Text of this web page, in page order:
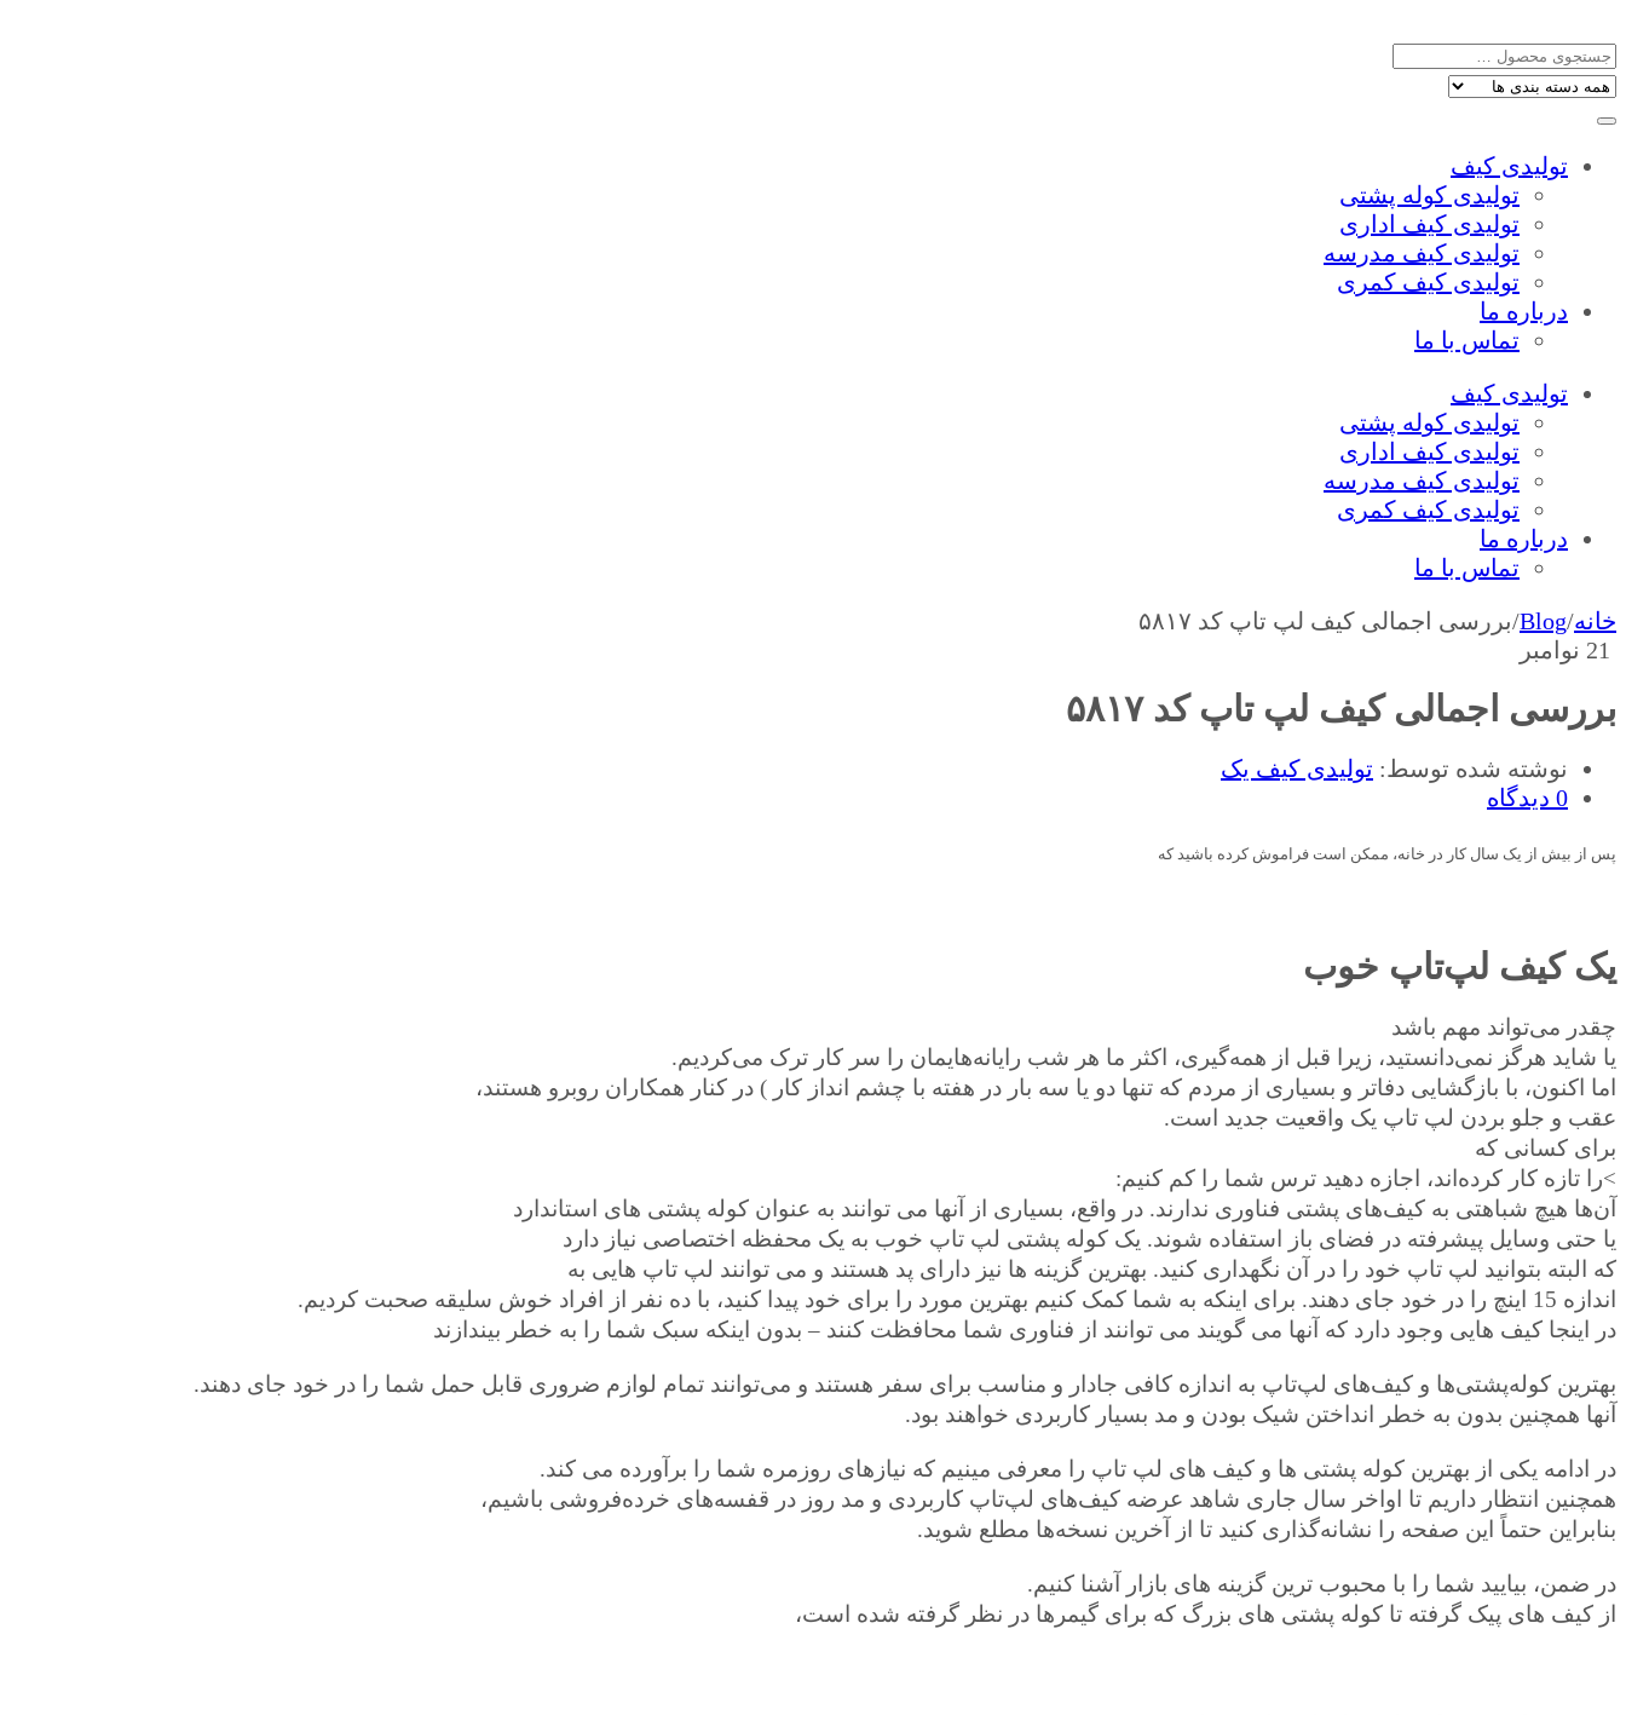
تولیدی کیف
تولیدی کوله پشتی
تولیدی کیف اداری
تولیدی کیف مدرسه
تولیدی کیف کمری
درباره ما
تماس با ما
تولیدی کیف
تولیدی کوله پشتی
تولیدی کیف اداری
تولیدی کیف مدرسه
تولیدی کیف کمری
درباره ما
تماس با ما
خانه/
Blog
/بررسی اجمالی کیف لپ تاپ کد ۵۸۱۷
21 نوامبر
بررسی اجمالی کیف لپ تاپ کد ۵۸۱۷
نوشته شده توسط: تولیدی کیف یک
0 دیدگاه
پس از بیش از یک سال کار در خانه، ممکن است فراموش کرده باشید که
یک کیف لپ‌تاپ خوب
چقدر می‌تواند مهم باشد
یا شاید هرگز نمی‌دانستید، زیرا قبل از همه‌گیری، اکثر ما هر شب رایانه‌هایمان را سر کار ترک می‌کردیم.
اما اکنون، با بازگشایی دفاتر و بسیاری از مردم که تنها دو یا سه بار در هفته با چشم انداز کار ) در کنار همکاران روبرو هستند،
عقب و جلو بردن لپ تاپ یک واقعیت جدید است.
برای کسانی که
>را تازه کار کرده‌اند، اجازه دهید ترس شما را کم کنیم:
آن‌ها هیچ شباهتی به کیف‌های پشتی فناوری ندارند. در واقع، بسیاری از آنها می توانند به عنوان کوله پشتی های استاندارد
یا حتی وسایل پیشرفته در فضای باز استفاده شوند. یک کوله پشتی لپ تاپ خوب به یک محفظه اختصاصی نیاز دارد
که البته بتوانید لپ تاپ خود را در آن نگهداری کنید. بهترین گزینه ها نیز دارای پد هستند و می توانند لپ تاپ هایی به
اندازه 15 اینچ را در خود جای دهند. برای اینکه به شما کمک کنیم بهترین مورد را برای خود پیدا کنید، با ده نفر از افراد خوش سلیقه صحبت کردیم.
در اینجا کیف هایی وجود دارد که آنها می گویند می توانند از فناوری شما محافظت کنند – بدون اینکه سبک شما را به خطر بیندازند
بهترین کوله‌پشتی‌ها و کیف‌های لپ‌تاپ به اندازه کافی جادار و مناسب برای سفر هستند و می‌توانند تمام لوازم ضروری قابل حمل شما را در خود جای دهند.
آنها همچنین بدون به خطر انداختن شیک بودن و مد بسیار کاربردی خواهند بود.
در ادامه یکی از بهترین کوله پشتی ها و کیف های لپ تاپ را معرفی مینیم که نیازهای روزمره شما را برآورده می کند.
همچنین انتظار داریم تا اواخر سال جاری شاهد عرضه کیف‌های لپ‌تاپ کاربردی و مد روز در قفسه‌های خرده‌فروشی باشیم،
بنابراین حتماً این صفحه را نشانه‌گذاری کنید تا از آخرین نسخه‌ها مطلع شوید.
در ضمن، بیایید شما را با محبوب ترین گزینه های بازار آشنا کنیم.
از کیف های پیک گرفته تا کوله پشتی های بزرگ که برای گیمرها در نظر گرفته شده است،